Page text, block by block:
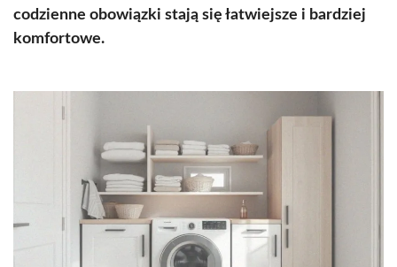
codzienne obowiązki stają się łatwiejsze i bardziej
komfortowe.